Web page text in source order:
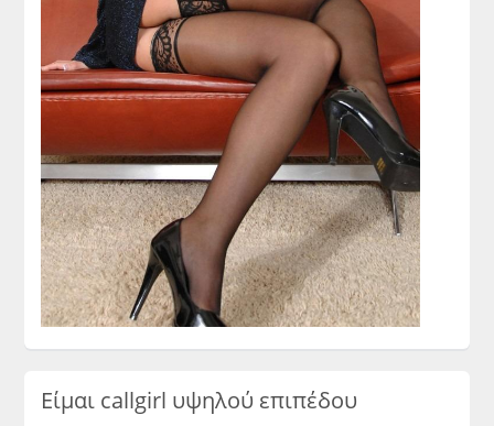
Είμαι callgirl υψηλού επιπέδου